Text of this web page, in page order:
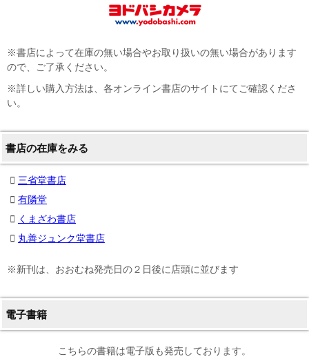
※書店によって在庫の無い場合やお取り扱いの無い場合があります
ので、ご了承ください。
※詳しい購入方法は、各オンライン書店のサイトにてご確認くださ
い。
書店の在庫をみる
三省堂書店
有隣堂
くまざわ書店
丸善ジュンク堂書店
※新刊は、おおむね発売日の２日後に店頭に並びます
電子書籍
こちらの書籍は電子版も発売しております。